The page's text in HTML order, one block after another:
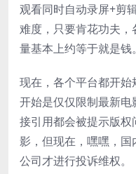
观看同时自动录屏+剪
难度，只要肯花功夫
量基本上约等于就是钱。
现在，各个平台都开
开始是仅仅限制最新
接引用都会被提示版
影，但现在，嘿嘿，
公司才进行投诉维权。